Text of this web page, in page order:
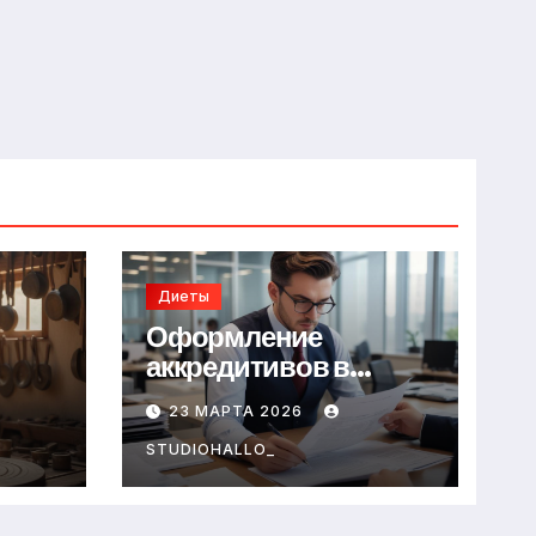
Диеты
Оформление
аккредитивов в
международной
торговле
23 МАРТА 2026
STUDIOHALLO_